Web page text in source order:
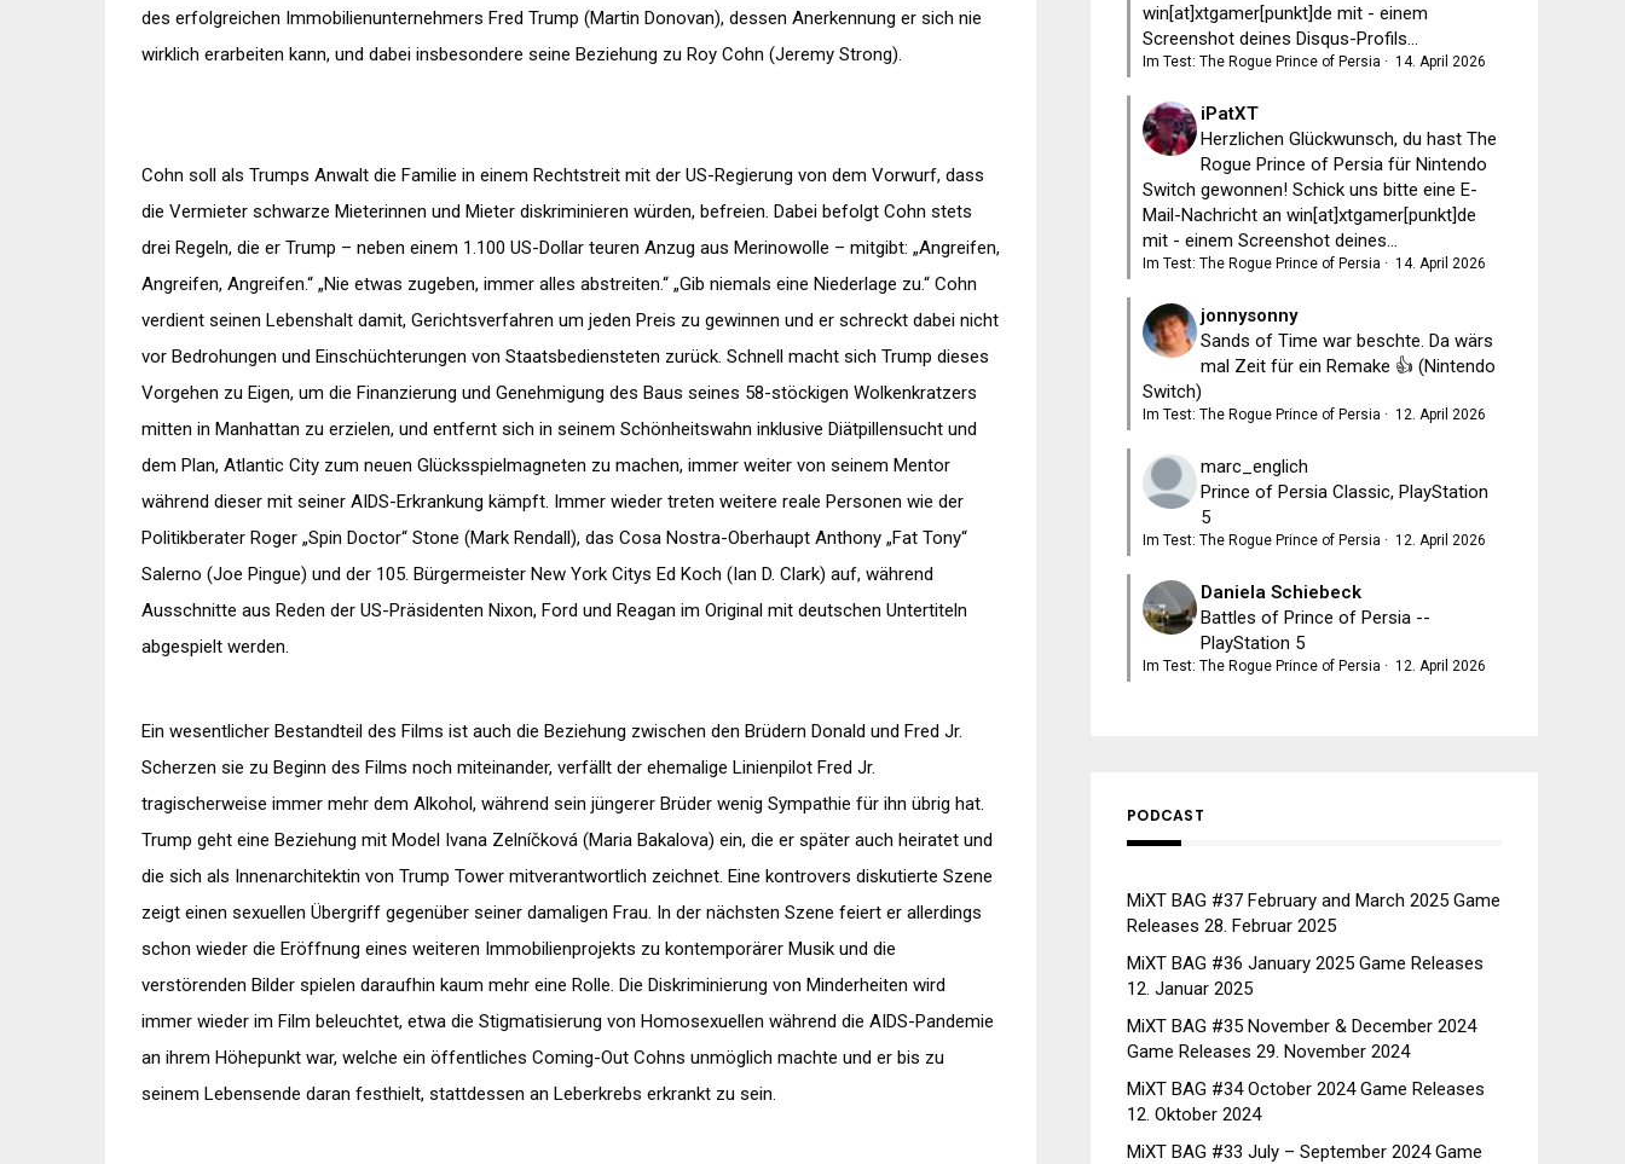
des erfolgreichen Immobilienunternehmers Fred Trump (Martin Donovan), dessen Anerkennung er sich nie
wirklich erarbeiten kann, und dabei insbesondere seine Beziehung zu Roy Cohn (Jeremy Strong).
Cohn soll als Trumps Anwalt die Familie in einem Rechtstreit mit der US-Regierung von dem Vorwurf, dass
die Vermieter schwarze Mieterinnen und Mieter diskriminieren würden, befreien. Dabei befolgt Cohn stets
drei Regeln, die er Trump – neben einem 1.100 US-Dollar teuren Anzug aus Merinowolle – mitgibt: „Angreifen,
Angreifen, Angreifen.“ „Nie etwas zugeben, immer alles abstreiten.“ „Gib niemals eine Niederlage zu.“ Cohn
verdient seinen Lebenshalt damit, Gerichtsverfahren um jeden Preis zu gewinnen und er schreckt dabei nicht
vor Bedrohungen und Einschüchterungen von Staatsbediensteten zurück. Schnell macht sich Trump dieses
Vorgehen zu Eigen, um die Finanzierung und Genehmigung des Baus seines 58-stöckigen Wolkenkratzers
mitten in Manhattan zu erzielen, und entfernt sich in seinem Schönheitswahn inklusive Diätpillensucht und
dem Plan, Atlantic City zum neuen Glücksspielmagneten zu machen, immer weiter von seinem Mentor
während dieser mit seiner AIDS-Erkrankung kämpft. Immer wieder treten weitere reale Personen wie der
Politikberater Roger „Spin Doctor“ Stone (Mark Rendall), das Cosa Nostra-Oberhaupt Anthony „Fat Tony“
Salerno (Joe Pingue) und der 105. Bürgermeister New York Citys Ed Koch (Ian D. Clark) auf, während
Ausschnitte aus Reden der US-Präsidenten Nixon, Ford und Reagan im Original mit deutschen Untertiteln
abgespielt werden.
Ein wesentlicher Bestandteil des Films ist auch die Beziehung zwischen den Brüdern Donald und Fred Jr.
Scherzen sie zu Beginn des Films noch miteinander, verfällt der ehemalige Linienpilot Fred Jr.
tragischerweise immer mehr dem Alkohol, während sein jüngerer Brüder wenig Sympathie für ihn übrig hat.
Trump geht eine Beziehung mit Model Ivana Zelníčková (Maria Bakalova) ein, die er später auch heiratet und
die sich als Innenarchitektin von Trump Tower mitverantwortlich zeichnet. Eine kontrovers diskutierte Szene
zeigt einen sexuellen Übergriff gegenüber seiner damaligen Frau. In der nächsten Szene feiert er allerdings
schon wieder die Eröffnung eines weiteren Immobilienprojekts zu kontemporärer Musik und die
verstörenden Bilder spielen daraufhin kaum mehr eine Rolle. Die Diskriminierung von Minderheiten wird
immer wieder im Film beleuchtet, etwa die Stigmatisierung von Homosexuellen während die AIDS-Pandemie
an ihrem Höhepunkt war, welche ein öffentliches Coming-Out Cohns unmöglich machte und er bis zu
seinem Lebensende daran festhielt, stattdessen an Leberkrebs erkrankt zu sein.
win[at]xtgamer[punkt]de mit - einem
Screenshot deines Disqus-Profils...
Im Test: The Rogue Prince of Persia · 14. April 2026
iPatXT
Herzlichen Glückwunsch, du hast The
Rogue Prince of Persia für Nintendo
Switch gewonnen! Schick uns bitte eine E-
Mail-Nachricht an win[at]xtgamer[punkt]de
mit - einem Screenshot deines...
Im Test: The Rogue Prince of Persia · 14. April 2026
jonnysonny
Sands of Time war beschte. Da wärs
mal Zeit für ein Remake 👍 (Nintendo
Switch)
Im Test: The Rogue Prince of Persia · 12. April 2026
marc_englich
Prince of Persia Classic, PlayStation
5
Im Test: The Rogue Prince of Persia · 12. April 2026
Daniela Schiebeck
Battles of Prince of Persia --
PlayStation 5
Im Test: The Rogue Prince of Persia · 12. April 2026
PODCAST
MiXT BAG #37 February and March 2025 Game
Releases 28. Februar 2025
MiXT BAG #36 January 2025 Game Releases
12. Januar 2025
MiXT BAG #35 November & December 2024
Game Releases 29. November 2024
MiXT BAG #34 October 2024 Game Releases
12. Oktober 2024
MiXT BAG #33 July – September 2024 Game